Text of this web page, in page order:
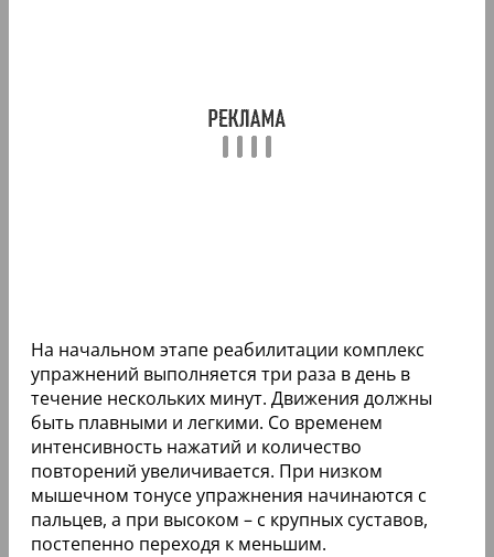
На начальном этапе реабилитации комплекс
упражнений выполняется три раза в день в
течение нескольких минут. Движения должны
быть плавными и легкими. Со временем
интенсивность нажатий и количество
повторений увеличивается. При низком
мышечном тонусе упражнения начинаются с
пальцев, а при высоком – с крупных суставов,
постепенно переходя к меньшим.